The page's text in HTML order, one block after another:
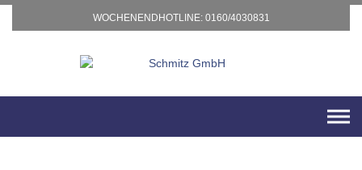
Skip
WOCHENENDHOTLINE: 0160/4030831